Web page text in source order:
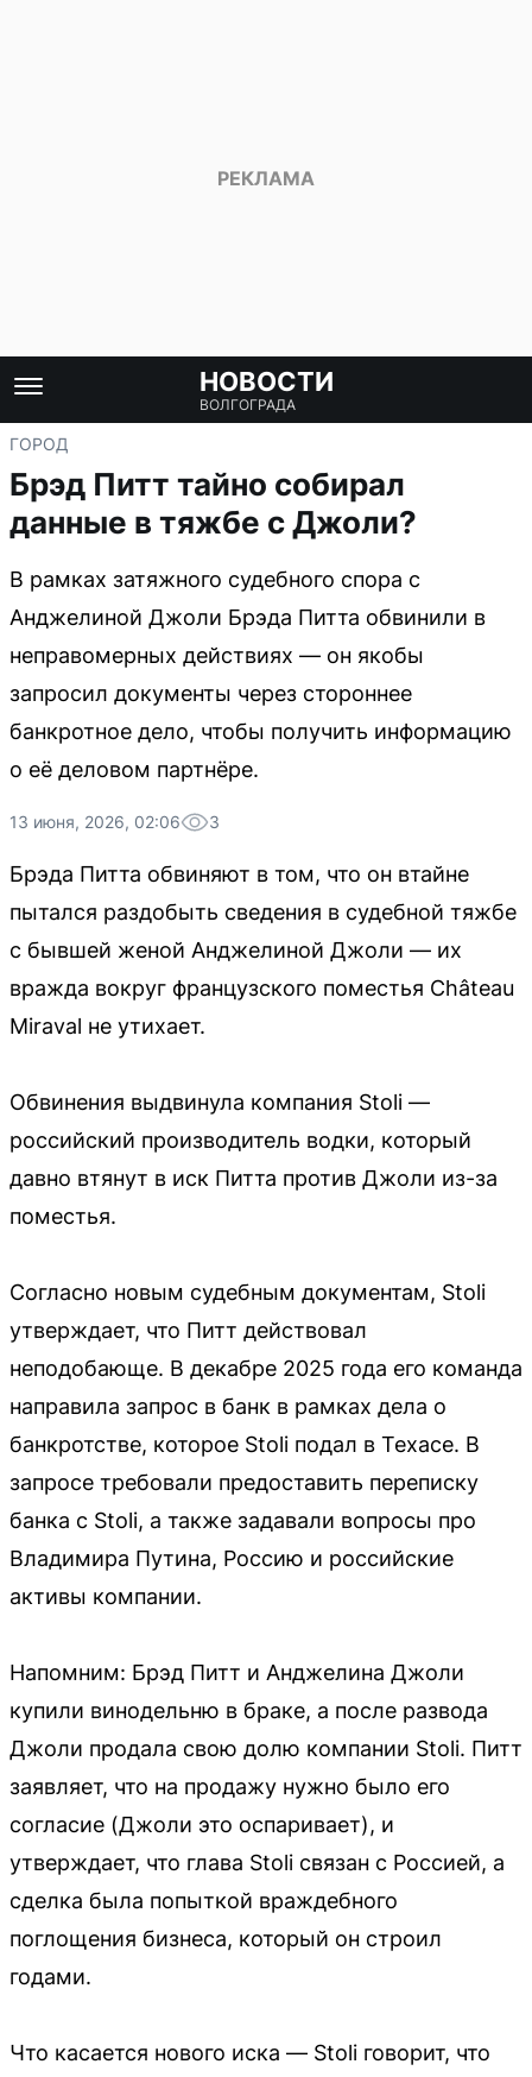
НОВОСТИ
ВОЛГОГРАДА
ГОРОД
Брэд Питт тайно собирал
данные в тяжбе с Джоли?
В рамках затяжного судебного спора с
Анджелиной Джоли Брэда Питта обвинили в
неправомерных действиях — он якобы
запросил документы через стороннее
банкротное дело, чтобы получить информацию
о её деловом партнёре.
13 июня, 2026, 02:06 3
Брэда Питта обвиняют в том, что он втайне
пытался раздобыть сведения в судебной тяжбе
с бывшей женой Анджелиной Джоли — их
вражда вокруг французского поместья Château
Miraval не утихает.
Обвинения выдвинула компания Stoli —
российский производитель водки, который
давно втянут в иск Питта против Джоли из-за
поместья.
Согласно новым судебным документам, Stoli
утверждает, что Питт действовал
неподобающе. В декабре 2025 года его команда
направила запрос в банк в рамках дела о
банкротстве, которое Stoli подал в Техасе. В
запросе требовали предоставить переписку
банка с Stoli, а также задавали вопросы про
Владимира Путина, Россию и российские
активы компании.
Напомним: Брэд Питт и Анджелина Джоли
купили винодельню в браке, а после развода
Джоли продала свою долю компании Stoli. Питт
заявляет, что на продажу нужно было его
согласие (Джоли это оспаривает), и
утверждает, что глава Stoli связан с Россией, а
сделка была попыткой враждебного
поглощения бизнеса, который он строил
годами.
Что касается нового иска — Stoli говорит, что